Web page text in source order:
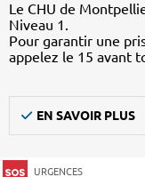
Le CHU de
Niveau 1.
Pour garantir une
appelez le 15 avant
EN SAVOIR PLUS
URGENCES